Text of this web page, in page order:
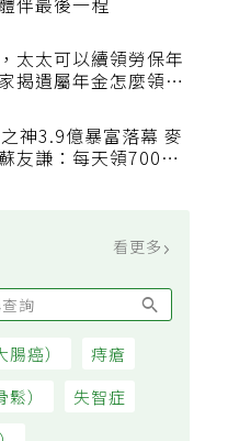
伴最後一程
太太可以續領勞保年
揭遺屬年金怎麼領，
神3.9億暴富落幕 麥
友謙：每天領700元
看更多
腸癌） 痔瘡
鬆） 失智症